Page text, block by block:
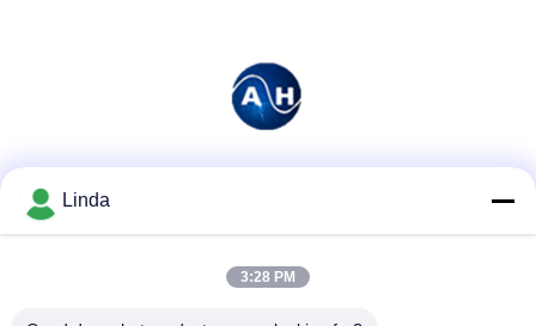
Linda
3:28 PM